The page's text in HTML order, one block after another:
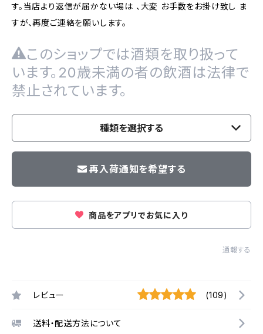
す。当店より返信が届かない場は 、大変 お手数をお掛け致し ま
すが、再度ご連絡を願いします。
このショップでは酒類を取り扱って
います。20歳未満の者の飲酒は法律で
禁止されています。
種類を選択する
再入荷通知を希望する
商品をアプリでお気に入り
通報する
レビュー (109)
送料・配送方法について